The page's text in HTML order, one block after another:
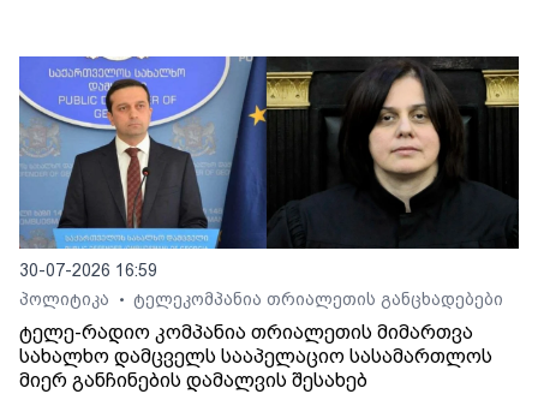
30-07-2026 16:59
პოლიტიკა
• ტელეკომპანია თრიალეთის განცხადებები
ტელე-რადიო კომპანია თრიალეთის მიმართვა
სახალხო დამცველს სააპელაციო სასამართლოს
მიერ განჩინების დამალვის შესახებ